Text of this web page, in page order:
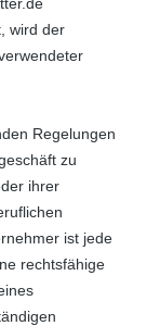
wird der
Regelungen
zu
ihrer
ist jede
rechtsfähige